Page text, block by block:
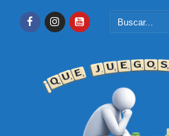
Buscar: